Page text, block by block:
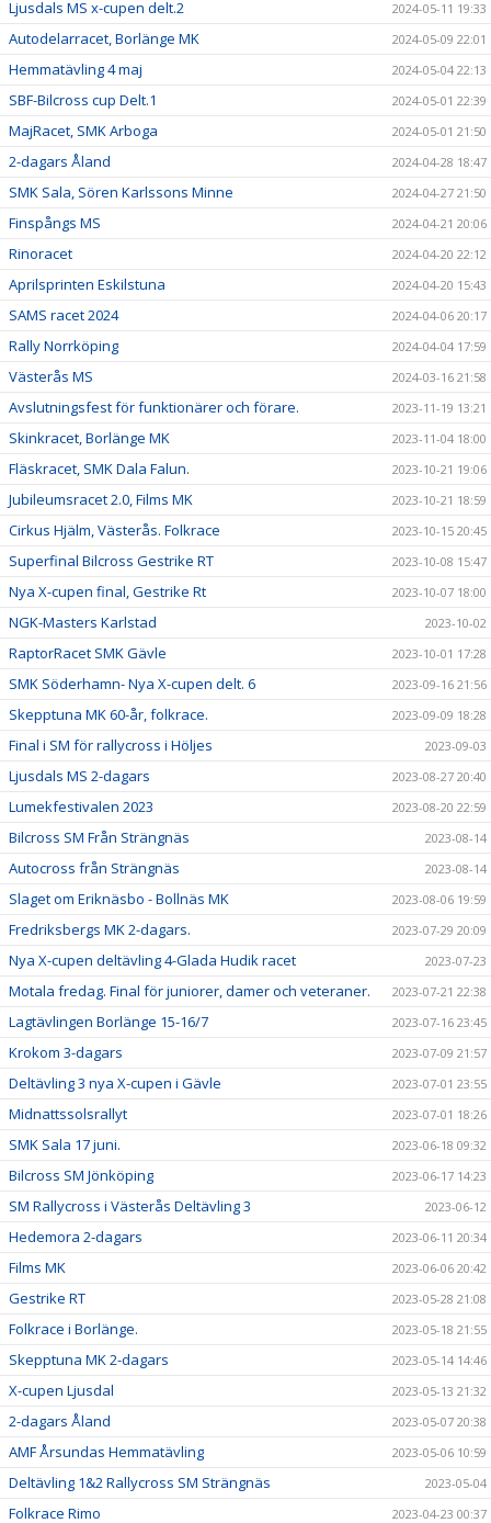
Ljusdals MS x-cupen delt.2 2024-05-11 19:33
Autodelarracet, Borlänge MK 2024-05-09 22:01
Hemmatävling 4 maj 2024-05-04 22:13
SBF-Bilcross cup Delt.1 2024-05-01 22:39
MajRacet, SMK Arboga 2024-05-01 21:50
2-dagars Åland 2024-04-28 18:47
SMK Sala, Sören Karlssons Minne 2024-04-27 21:50
Finspångs MS 2024-04-21 20:06
Rinoracet 2024-04-20 22:12
Aprilsprinten Eskilstuna 2024-04-20 15:43
SAMS racet 2024 2024-04-06 20:17
Rally Norrköping 2024-04-04 17:59
Västerås MS 2024-03-16 21:58
Avslutningsfest för funktionärer och förare. 2023-11-19 13:21
Skinkracet, Borlänge MK 2023-11-04 18:00
Fläskracet, SMK Dala Falun. 2023-10-21 19:06
Jubileumsracet 2.0, Films MK 2023-10-21 18:59
Cirkus Hjälm, Västerås. Folkrace 2023-10-15 20:45
Superfinal Bilcross Gestrike RT 2023-10-08 15:47
Nya X-cupen final, Gestrike Rt 2023-10-07 18:00
NGK-Masters Karlstad 2023-10-02
RaptorRacet SMK Gävle 2023-10-01 17:28
SMK Söderhamn- Nya X-cupen delt. 6 2023-09-16 21:56
Skepptuna MK 60-år, folkrace. 2023-09-09 18:28
Final i SM för rallycross i Höljes 2023-09-03
Ljusdals MS 2-dagars 2023-08-27 20:40
Lumekfestivalen 2023 2023-08-20 22:59
Bilcross SM Från Strängnäs 2023-08-14
Autocross från Strängnäs 2023-08-14
Slaget om Eriknäsbo - Bollnäs MK 2023-08-06 19:59
Fredriksbergs MK 2-dagars. 2023-07-29 20:09
Nya X-cupen deltävling 4-Glada Hudik racet 2023-07-23
Motala fredag. Final för juniorer, damer och veteraner. 2023-07-21 22:38
Lagtävlingen Borlänge 15-16/7 2023-07-16 23:45
Krokom 3-dagars 2023-07-09 21:57
Deltävling 3 nya X-cupen i Gävle 2023-07-01 23:55
Midnattssolsrallyt 2023-07-01 18:26
SMK Sala 17 juni. 2023-06-18 09:32
Bilcross SM Jönköping 2023-06-17 14:23
SM Rallycross i Västerås Deltävling 3 2023-06-12
Hedemora 2-dagars 2023-06-11 20:34
Films MK 2023-06-06 20:42
Gestrike RT 2023-05-28 21:08
Folkrace i Borlänge. 2023-05-18 21:55
Skepptuna MK 2-dagars 2023-05-14 14:46
X-cupen Ljusdal 2023-05-13 21:32
2-dagars Åland 2023-05-07 20:38
AMF Årsundas Hemmatävling 2023-05-06 10:59
Deltävling 1&2 Rallycross SM Strängnäs 2023-05-04
Folkrace Rimo 2023-04-23 00:37